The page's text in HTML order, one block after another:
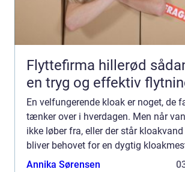
Flyttefirma hillerød sådan får du
en tryg og effektiv
En velfungerende kloak er noget, de
tænker over i hverdagen. Men når
ikke løber fra, eller der står
bliver behovet for en dygtig
Aabenbraa meget konkret. En
Annika Sørensen